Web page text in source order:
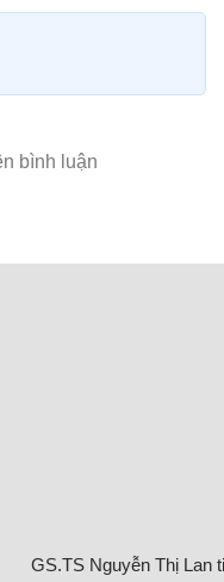
GS.TS Nguyễn Thị Lan